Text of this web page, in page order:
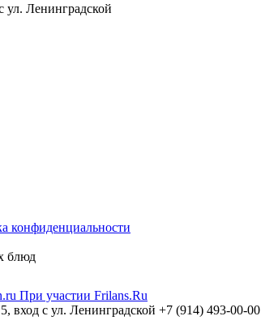
ул. Ленинградской
конфиденциальности
блюд
При участии Frilans.Ru
вход с ул. Ленинградской +7 (914) 493-00-00